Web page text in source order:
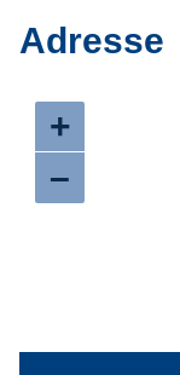
Adresse
+
–